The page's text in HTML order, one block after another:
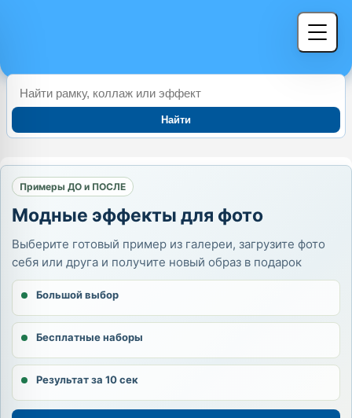
Найти
Примеры ДО и ПОСЛЕ
Модные эффекты для фото
Выберите готовый пример из галереи, загрузите фото
себя или друга и получите новый образ в подарок
Большой выбор
Бесплатные наборы
Результат за 10 сек